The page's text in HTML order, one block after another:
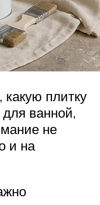
плитку
ванной,
не
и на